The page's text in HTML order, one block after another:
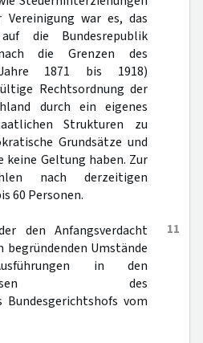
Vereinigung war es, das
die Bundesrepublik
die Grenzen des
1871 bis 1918)
Rechtsordnung der
durch ein eigenes
Strukturen zu
Grundsätze und
keine Geltung haben. Zur
nach derzeitigen
60 Personen.
11
den Anfangsverdacht
begründenden Umstände
in den
des
vom